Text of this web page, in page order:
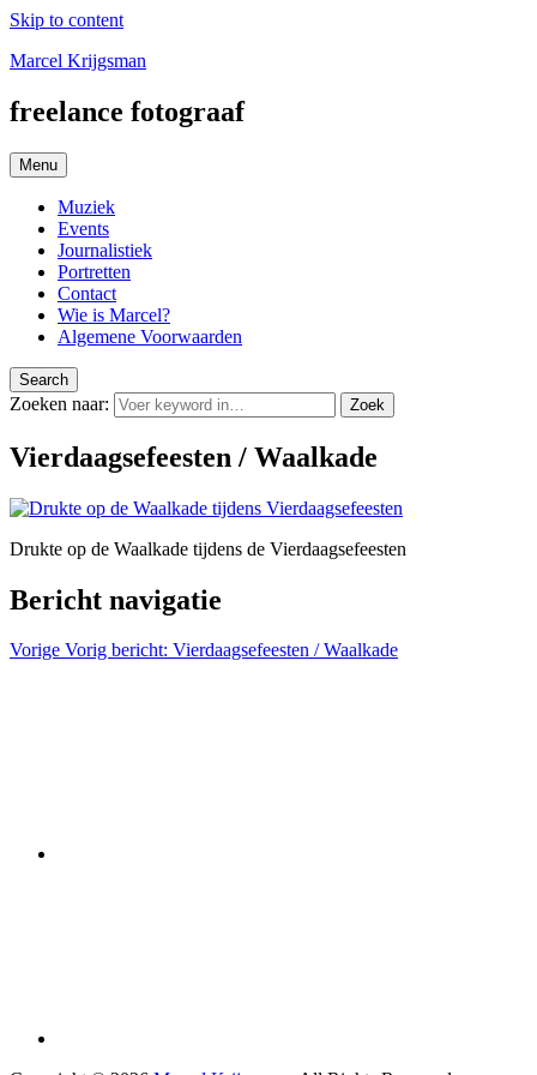
Skip to content
Marcel Krijgsman
freelance fotograaf
Menu
Muziek
Events
Journalistiek
Portretten
Contact
Wie is Marcel?
Algemene Voorwaarden
Search
Zoeken naar: Zoek
Vierdaagsefeesten / Waalkade
Drukte op de Waalkade tijdens de Vierdaagsefeesten
Bericht navigatie
Vorige Vorig bericht: Vierdaagsefeesten / Waalkade